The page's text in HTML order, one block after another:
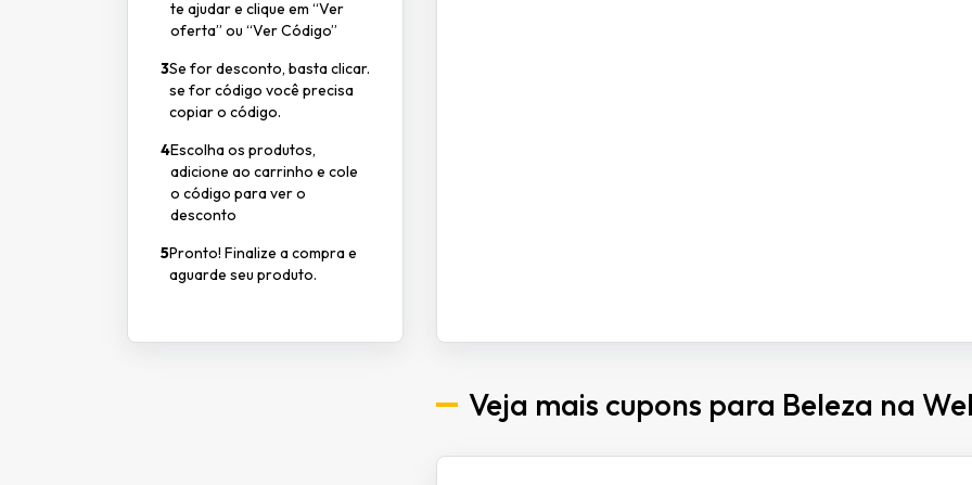
te ajudar e clique em “Ver
oferta” ou “Ver Código”
3Se for desconto, basta clicar.
se for código você precisa
copiar o código.
4Escolha os produtos,
adicione ao carrinho e cole
o código para ver o
desconto
5Pronto! Finalize a compra e
aguarde seu produto.
Veja mais cupons para Beleza na